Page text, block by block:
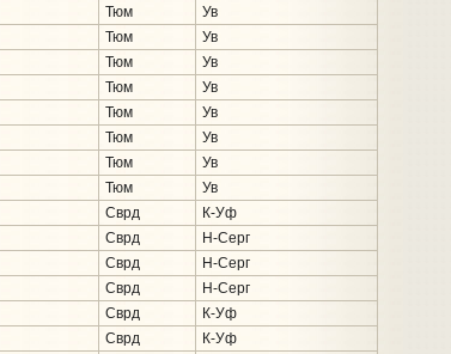
Тюм
Ув
Тюм
Ув
Тюм
Ув
Тюм
Ув
Тюм
Ув
Тюм
Ув
Тюм
Ув
Тюм
Ув
Сврд
К-Уф
Сврд
Н-Серг
Сврд
Н-Серг
Сврд
Н-Серг
Сврд
К-Уф
Сврд
К-Уф